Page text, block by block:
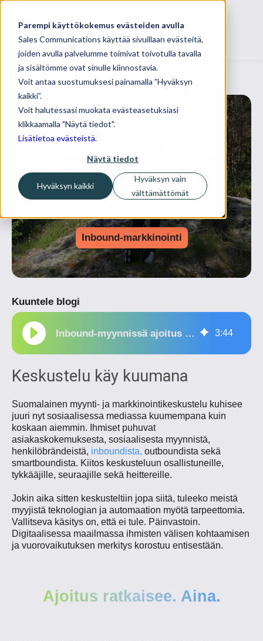
Parempi käyttökokemus evästeiden avulla
Sales Communications käyttää sivuillaan evästeitä,
joiden avulla palvelumme toimivat toivotulla tavalla
ja sisältömme ovat sinulle kiinnostavia.
Voit antaa suostumuksesi painamalla ”Hyväksyn
kaikki”.
Voit halutessasi muokata evästeasetuksiasi
klikkaamalla "Näytä tiedot".
Lisätietoa evästeistä.
Näytä tiedot
Hyväksyn kaikki
Hyväksyn vain
välttämättömät
20 kesäkuuta, 2017
ajoitus ratkaisee
Inbound-markkinointi
Kuuntele blogi
Inbound-myynnissä ajoitus ratkaisee 3:44
Keskustelu käy kuumana
Suomalainen myynti- ja markkinointikeskustelu kuhisee
juuri nytsosiaalisessa mediassa kuumempana kuin
koskaan aiemmin. Ihmiset puhuvat
asiakaskokemuksesta, sosiaalisesta myynnistä,
henkilöbrändeistä, inboundista, outboundista sekä
smartboundista. Kiitos keskusteluun osallistuneille,
tykkääjille, seuraajille sekä heittereille.
Jokin aika sitten keskusteltiin jopa siitä, tuleeko meistä
myyjistä teknologian ja automaation myötä tarpeettomia.
Vallitseva käsitys on, että ei tule. Päinvastoin.
Digitaalisessa maailmassa ihmisten välisen kohtaamisen
ja vuorovaikutuksen merkitys korostuu entisestään.
Ajoitus ratkaisee. Aina.